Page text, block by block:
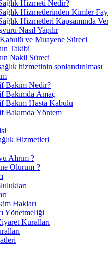
Hizmeti Nedir?
Hizmetlerinden Kimler
Hizmetleri Kapsamında
Nasıl Yapılır
ve Muayene Süreci
Takibi
Nakil Süreci
hizmetinin sonlandırılması
Bakım Nedir?
Bakımda Amaç
Bakım Hasta Kabulu
Bakımda Yöntem
Hizmetleri
Alırım ?
Olurum ?
Hakları
Yönetmeliği
Kuralları